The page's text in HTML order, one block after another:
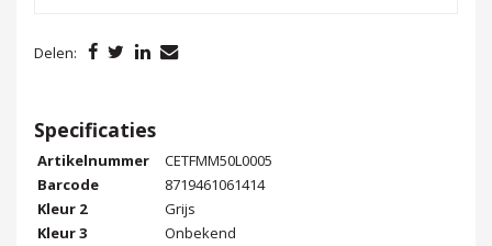
Delen:
Specificaties
Artikelnummer
CETFMM50L0005
Barcode
8719461061414
Kleur 2
Grijs
Kleur 3
Onbekend